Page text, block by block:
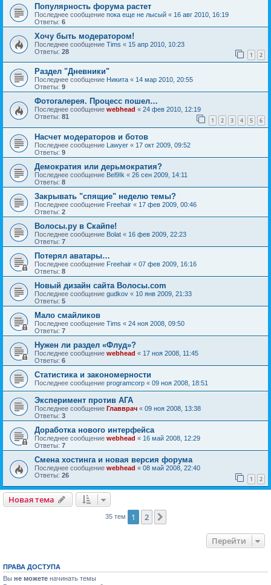
Популярность форума растет
Последнее сообщение пока еще не лысый « 16 авг 2010, 16:19
Ответы: 6
Хочу быть модератором!
Последнее сообщение Tims « 15 апр 2010, 10:23
Ответы: 28 1 2
Раздел "Дневники"
Последнее сообщение Hикита « 14 мар 2010, 20:55
Ответы: 9
Фотогалерея. Процесс пошел…
Последнее сообщение webhead « 24 фев 2010, 12:19
Ответы: 81 1 2 3 4 5 6
Насчет модераторов и ботов
Последнее сообщение Lawyer « 17 окт 2009, 09:52
Ответы: 9
Демократия или дерьмократия?
Последнее сообщение Bel9Ik « 26 сен 2009, 14:11
Ответы: 8
Закрывать "спящие" неделю темы?
Последнее сообщение Freehair « 17 фев 2009, 00:46
Ответы: 2
Волосы.ру в Скайпе!
Последнее сообщение Bolat « 16 фев 2009, 22:23
Ответы: 7
Потерял аватары…
Последнее сообщение Freehair « 07 фев 2009, 16:16
Ответы: 8
Новый дизайн сайта Волосы.com
Последнее сообщение gudkov « 10 янв 2009, 21:33
Ответы: 5
Мало смайликов
Последнее сообщение Tims « 24 ноя 2008, 09:50
Ответы: 7
Нужен ли раздел «Флуд»?
Последнее сообщение webhead « 17 ноя 2008, 11:45
Ответы: 6
Статистика и закономерности
Последнее сообщение programcorp « 09 ноя 2008, 18:51
Эксперимент против АГА
Последнее сообщение Главврач « 09 ноя 2008, 13:38
Ответы: 3
Доработка нового интерфейса
Последнее сообщение webhead « 16 май 2008, 12:29
Ответы: 7
Смена хостинга и новая версия форума
Последнее сообщение webhead « 08 май 2008, 22:40
Ответы: 26 1 2
Новая тема
35 тем 1 2
Перейти
ПРАВА ДОСТУПА
Вы не можете начинать темы